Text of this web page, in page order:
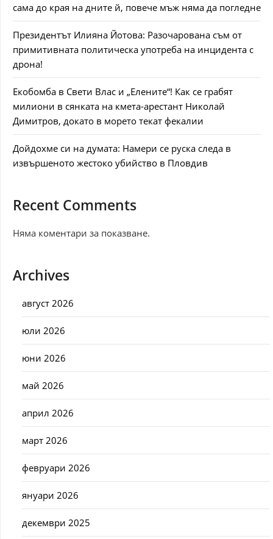
сама до края на дните й, повече мъж няма да погледне
Президентът Илияна Йотова: Разочарована съм от
примитивната политическа употреба на инцидента с
дрона!
Екобомба в Свети Влас и „Елените“! Как се грабят
милиони в сянката на кмета-арестант Николай
Димитров, докато в морето текат фекалии
Дойдохме си на думата: Намери се руска следа в
извършеното жестоко убийство в Пловдив
Recent Comments
Няма коментари за показване.
Archives
август 2026
юли 2026
юни 2026
май 2026
април 2026
март 2026
февруари 2026
януари 2026
декември 2025